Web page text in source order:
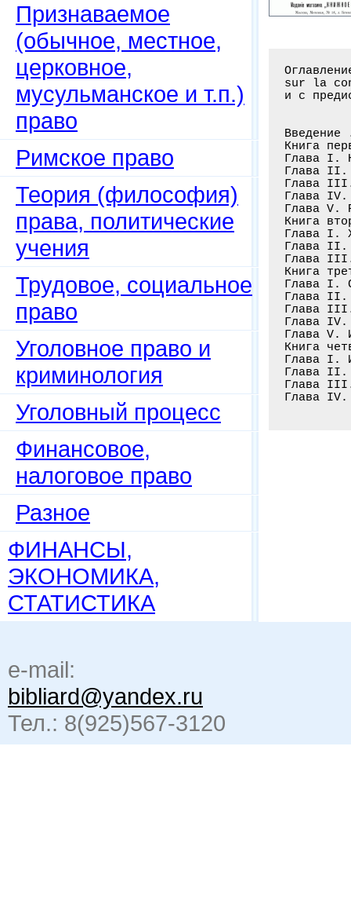
Признаваемое
(обычное, местное,
церковное,
мусульманское и т.п.)
право
Римское право
Теория (философия)
права, политические
учения
Трудовое, социальное
право
Уголовное право и
криминология
Уголовный процесс
Финансовое,
налоговое право
Разное
ФИНАНСЫ,
ЭКОНОМИКА,
СТАТИСТИКА
sur la
и с
Книга
Глава
Глава
Глава
Глава
Глава
Книга
Глава
Глава
Глава
Книга
Глава
Глава
Глава
Глава
Глава
Книга
Глава
Глава
Глава
Глава
e-mail:
bibliard@yandex.ru
Тел.: 8(925)567-3120